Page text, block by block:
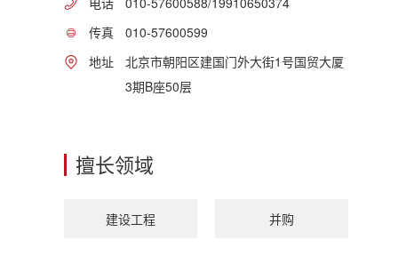
传真
010-57600599
地址
北京市朝阳区建国门外大街1号国贸大厦
3期B座50层
擅长领域
建设工程 并购